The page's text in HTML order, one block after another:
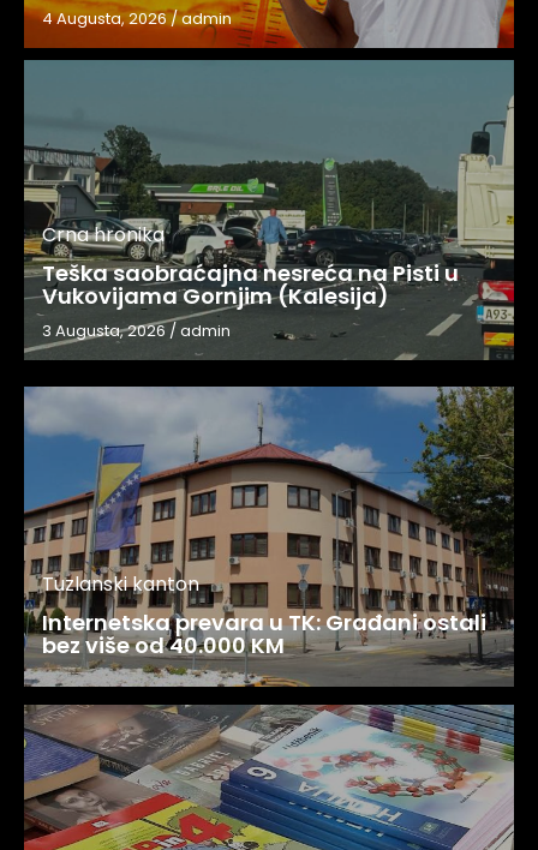
4 Augusta, 2026/admin
Crna hronika
Teška saobraćajna nesreća na Pisti u
Vukovijama Gornjim (Kalesija)
3 Augusta, 2026/admin
Tuzlanski kanton
Internetska prevara u TK: Građani ostali
bez više od 40.000 KM